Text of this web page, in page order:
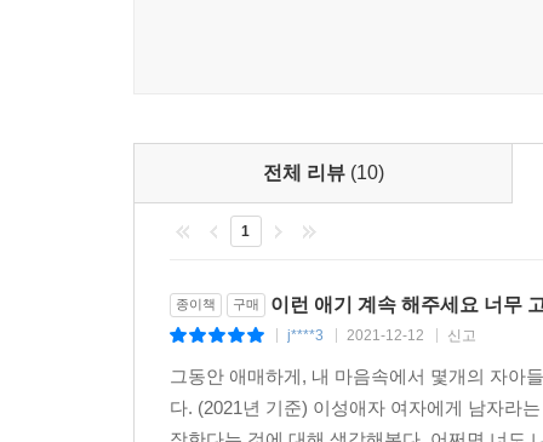
여겨지는 것이 현실이다.
언제고 또 거리로 나가 여성들을 위해 목소리를
모른다. 그러나 이 세상이 지옥처럼 느껴질 때
하루를 또 살아낼 것이다. 부채감이 아닌 연대감
전체 리뷰 (10)
1
종이책 구매 이런 애기 계속 해주세요 너무
j****3 2021-12-12 신고
그동안 애매하게, 내 마음속에서 몇개의 자아
다. (2021년 기준) 이성애자 여자에게 남자라